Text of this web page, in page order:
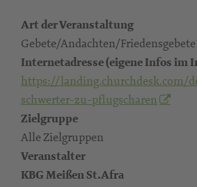
Art der Veranstaltung
Gebete/Andachten/Friedensgebete
Internetadresse (eigene Infos im
https://landing.churchdesk.com/
schwerter-zu-pflugscharen
Zielgruppe
Alle Zielgruppen
Veranstalter
KBG Meißen St.Afra